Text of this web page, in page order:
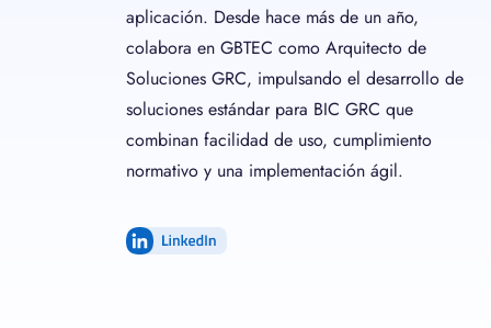
aplicación. Desde hace más de un año,
colabora en GBTEC como Arquitecto de
Soluciones GRC, impulsando el desarrollo de
soluciones estándar para BIC GRC que
combinan facilidad de uso, cumplimiento
normativo y una implementación ágil.